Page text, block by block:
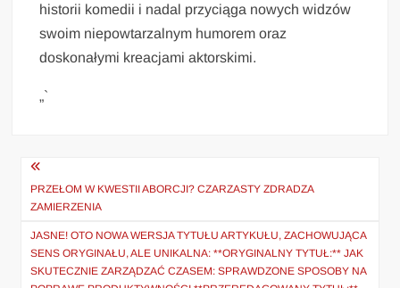
historii komedii i nadal przyciąga nowych widzów
swoim niepowtarzalnym humorem oraz
doskonałymi kreacjami aktorskimi.
„`
Nawigacja
wpisu
PRZEŁOM W KWESTII ABORCJI? CZARZASTY ZDRADZA
ZAMIERZENIA
JASNE! OTO NOWA WERSJA TYTUŁU ARTYKUŁU, ZACHOWUJĄCA
SENS ORYGINAŁU, ALE UNIKALNA: **ORYGINALNY TYTUŁ:** JAK
SKUTECZNIE ZARZĄDZAĆ CZASEM: SPRAWDZONE SPOSOBY NA